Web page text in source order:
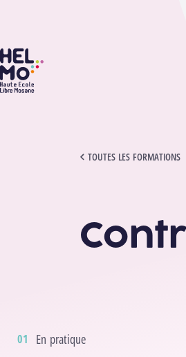
HELMo
TOUTES LES FORMATIONS
CONTRÔLE INTERNE
En pratique